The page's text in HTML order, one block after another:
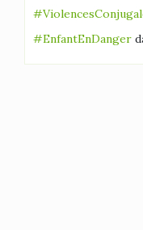
#EnfantEnDanger